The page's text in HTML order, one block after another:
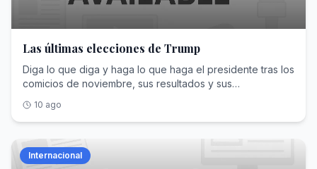
Las últimas elecciones de Trump
Diga lo que diga y haga lo que haga el presidente tras los
comicios de noviembre, sus resultados y sus
10 ago
Internacional